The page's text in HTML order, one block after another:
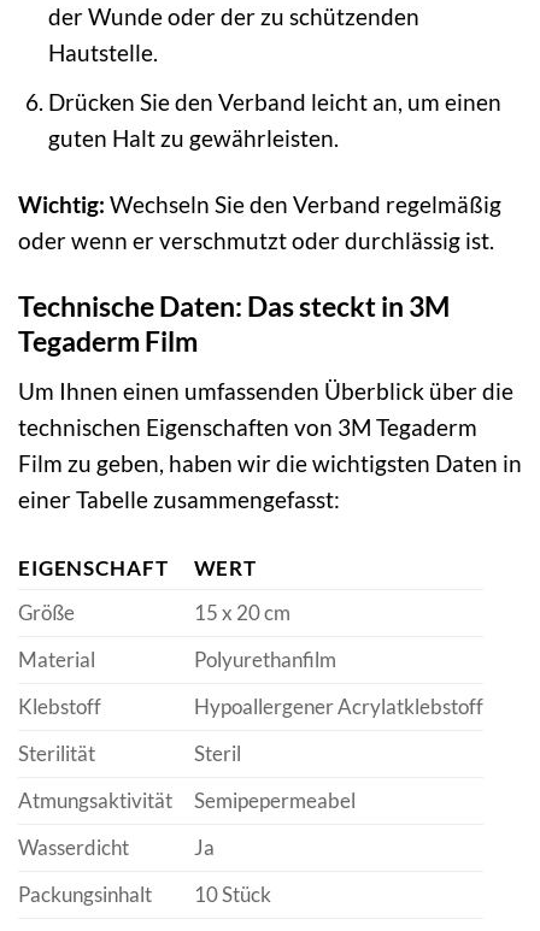
der Wunde oder der zu schützenden
Hautstelle.
Drücken Sie den Verband leicht an, um einen
guten Halt zu gewährleisten.
Wichtig: Wechseln Sie den Verband regelmäßig
oder wenn er verschmutzt oder durchlässig ist.
Technische Daten: Das steckt in 3M
Tegaderm Film
Um Ihnen einen umfassenden Überblick über die
technischen Eigenschaften von 3M Tegaderm
Film zu geben, haben wir die wichtigsten Daten in
einer Tabelle zusammengefasst:
EIGENSCHAFT
WERT
Größe
15 x 20 cm
Material
Polyurethanfilm
Klebstoff
Hypoallergener Acrylatklebstoff
Sterilität
Steril
Atmungsaktivität
Semipepermeabel
Wasserdicht
Ja
Packungsinhalt
10 Stück